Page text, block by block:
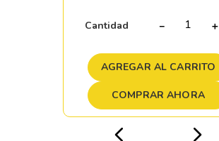
Cantidad ＋
－
AGREGAR AL CARRITO
COMPRAR AHORA